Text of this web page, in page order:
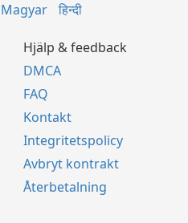
Magyar हिन्दी
Hjälp & feedback
DMCA
FAQ
Kontakt
Integritetspolicy
Avbryt kontrakt
Återbetalning